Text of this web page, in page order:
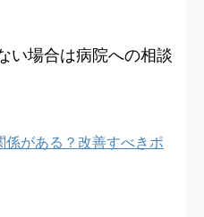
い場合は病院への相談
がある？改善すべきポ